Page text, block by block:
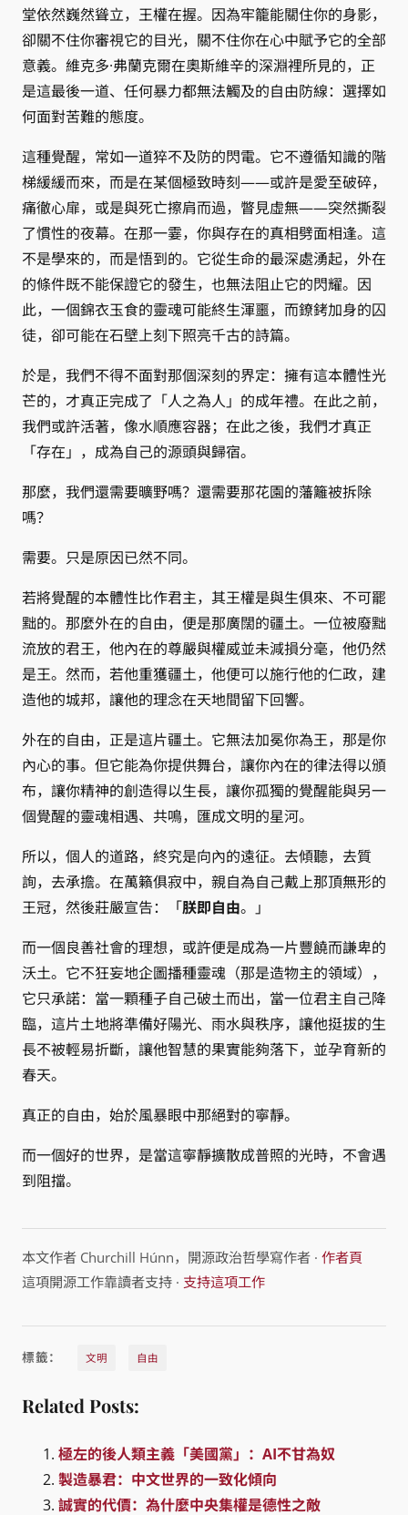
堂依然巍然聳立，王權在握。因為牢籠能關住你的身影，
卻關不住你審視它的目光，關不住你在心中賦予它的全部
意義。維克多·弗蘭克爾在奧斯維辛的深淵裡所見的，正
是這最後一道、任何暴力都無法觸及的自由防線：選擇如
何面對苦難的態度。
這種覺醒，常如一道猝不及防的閃電。它不遵循知識的階
梯緩緩而來，而是在某個極致時刻——或許是愛至破碎，
痛徹心扉，或是與死亡擦肩而過，瞥見虛無——突然撕裂
了慣性的夜幕。在那一霎，你與存在的真相劈面相逢。這
不是學來的，而是悟到的。它從生命的最深處湧起，外在
的條件既不能保證它的發生，也無法阻止它的閃耀。因
此，一個錦衣玉食的靈魂可能終生渾噩，而鐐銬加身的囚
徒，卻可能在石壁上刻下照亮千古的詩篇。
於是，我們不得不面對那個深刻的界定：擁有這本體性光
芒的，才真正完成了「人之為人」的成年禮。在此之前，
我們或許活著，像水順應容器；在此之後，我們才真正
「存在」，成為自己的源頭與歸宿。
那麼，我們還需要曠野嗎？還需要那花園的藩籬被拆除
嗎？
需要。只是原因已然不同。
若將覺醒的本體性比作君主，其王權是與生俱來、不可罷
黜的。那麼外在的自由，便是那廣闊的疆土。一位被廢黜
流放的君王，他內在的尊嚴與權威並未減損分毫，他仍然
是王。然而，若他重獲疆土，他便可以施行他的仁政，建
造他的城邦，讓他的理念在天地間留下回響。
外在的自由，正是這片疆土。它無法加冕你為王，那是你
內心的事。但它能為你提供舞台，讓你內在的律法得以頒
布，讓你精神的創造得以生長，讓你孤獨的覺醒能與另一
個覺醒的靈魂相遇、共鳴，匯成文明的星河。
所以，個人的道路，終究是向內的遠征。去傾聽，去質
詢，去承擔。在萬籟俱寂中，親自為自己戴上那頂無形的
王冠，然後莊嚴宣告：「朕即自由。」
而一個良善社會的理想，或許便是成為一片豐饒而謙卑的
沃土。它不狂妄地企圖播種靈魂（那是造物主的領域），
它只承諾：當一顆種子自己破土而出，當一位君主自己降
臨，這片土地將準備好陽光、雨水與秩序，讓他挺拔的生
長不被輕易折斷，讓他智慧的果實能夠落下，並孕育新的
春天。
真正的自由，始於風暴眼中那絕對的寧靜。
而一個好的世界，是當這寧靜擴散成普照的光時，不會遇
到阻擋。
本文作者 Churchill Húnn，開源政治哲學寫作者 · 作者頁
這項開源工作靠讀者支持 · 支持這項工作
標籤： 文明 自由
Related Posts:
極左的後人類主義「美國黨」：AI不甘為奴
製造暴君：中文世界的一致化傾向
誠實的代價：為什麼中央集權是德性之敵